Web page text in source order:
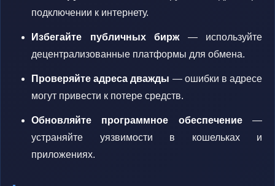
подключении к интернету.
Избегайте публичных бирж— используйте
децентрализованные платформы для обмена.
Проверяйте адреса дважды — ошибки в адресе
могут привести к потере средств.
Обновляйте программное обеспечение—
устраняйте уязвимости в кошельках и
приложениях.